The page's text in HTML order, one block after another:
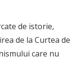
de istorie,
de la Curtea de
care nu